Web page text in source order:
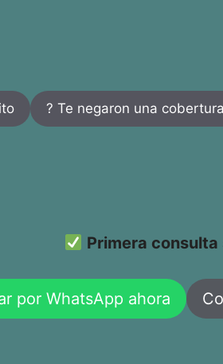
? Te negaron una
Primera consulta
por WhatsApp ahora